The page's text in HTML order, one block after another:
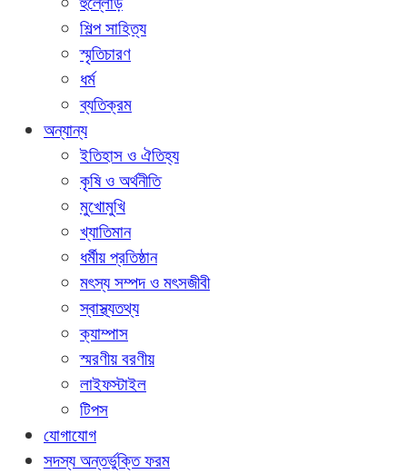
শিল্প সাহিত্য
স্মৃতিচারণ
ধর্ম
ব্যতিক্রম
অন্যান্য
ইতিহাস ও ঐতিহ্য
কৃষি ও অর্থনীতি
মুখোমুখি
খ্যাতিমান
ধর্মীয় প্রতিষ্ঠান
মৎস্য সম্পদ ও মৎসজীবী
স্বাস্থ্যতথ্য
ক্যাম্পাস
স্মরণীয় বরণীয়
লাইফস্টাইল
টিপস
যোগাযোগ
সদস্য অন্তর্ভুক্তি ফরম